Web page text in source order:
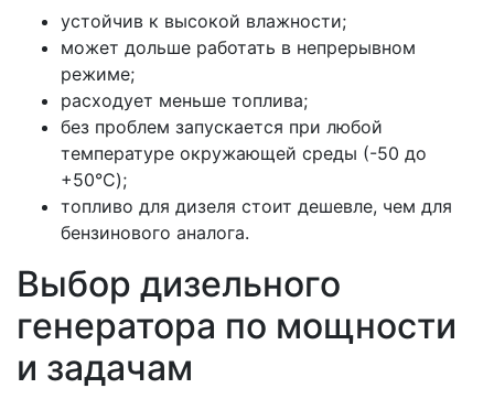
устойчив к высокой влажности;
может дольше работать в непрерывном
режиме;
расходует меньше топлива;
без проблем запускается при любой
температуре окружающей среды (-50 до
+50°C);
топливо для дизеля стоит дешевле, чем для
бензинового аналога.
Выбор дизельного
генератора по мощности
и задачам